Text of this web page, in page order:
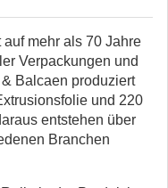
mehr als 70 Jahre
Verpackungen und
Balcaen produziert
und 220
entstehen über
Branchen